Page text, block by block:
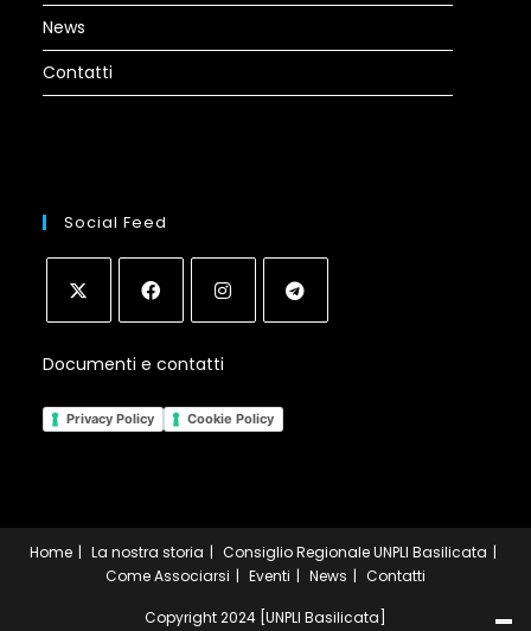
News
Contatti
Social Feed
in
new
in
new
in
new
new
Documenti e contatti
Privacy Policy Cookie Policy
Home La nostra storia
Consiglio Regionale UNPLI Basilicata
Come Associarsi
Eventi News Contatti
Copyright 2024 [UNPLI Basilicata]